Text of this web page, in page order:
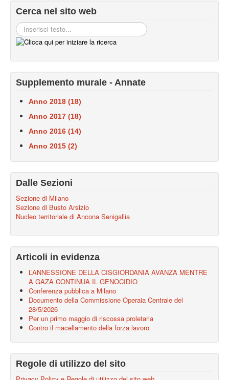
Cerca nel sito web
Supplemento murale - Annate
Anno 2018 (18)
Anno 2017 (18)
Anno 2016 (14)
Anno 2015 (2)
Dalle Sezioni
Sezione di Milano
Sezione di Busto Arsizio
Nucleo territoriale di Ancona Senigallia
Articoli in evidenza
L’ANNESSIONE DELLA CISGIORDANIA AVANZA MENTRE
A GAZA CONTINUA IL GENOCIDIO
Conferenza pubblica a Milano
Documento della Commissione Operaia Centrale del
28/5/2026
Per un primo maggio di riscossa proletaria
Contro il macellamento della forza lavoro
Regole di utilizzo del sito